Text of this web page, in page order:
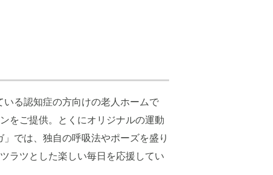
る認知症の方向けの老人ホームで
をご提供。とくにオリジナルの運動
では、独自の呼吸法やポーズを盛り
ラツとした楽しい毎日を応援してい